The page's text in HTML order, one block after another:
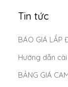
Tin tức
Hướng dẫn
BẢNG GIÁ